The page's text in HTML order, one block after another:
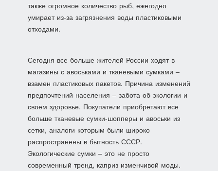
также огромное количество рыб, ежегодно
умирает из-за загрязнения воды пластиковыми
отходами.
Сегодня все больше жителей России ходят в
магазины с авоськами и тканевыми сумками –
взамен пластиковых пакетов. Причина изменений
предпочтений населения – забота об экологии и
своем здоровье. Покупатели приобретают все
больше тканевые сумки-шопперы и авоськи из
сетки, аналоги которым были широко
распространены в бытность СССР.
Экологические сумки – это не просто
современный тренд, каприз изменчивой моды.